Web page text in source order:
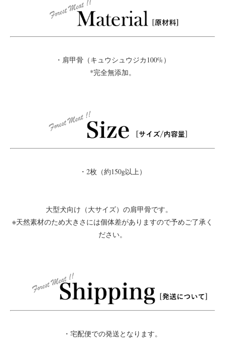
・肩甲骨（キュウシュウジカ100%）
*完全無添加。
・2枚（約150g以上）
大型犬向け（大サイズ）の肩甲骨です。
※天然素材のため大きさには個体差がありますので予めご了承く
ださい。
・宅配便での発送となります。